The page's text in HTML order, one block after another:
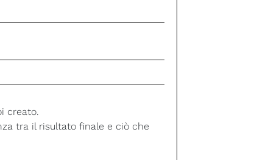
creato.
tra il risultato finale e ciò che